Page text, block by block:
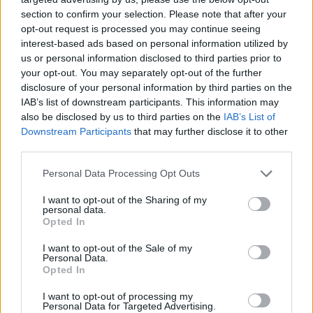
section to confirm your selection. Please note that after your
opt-out request is processed you may continue seeing
interest-based ads based on personal information utilized by
us or personal information disclosed to third parties prior to
your opt-out. You may separately opt-out of the further
disclosure of your personal information by third parties on the
IAB’s list of downstream participants. This information may
also be disclosed by us to third parties on the IAB’s List of
Downstream Participants that may further disclose it to other
Personal Data Processing Opt Outs
I want to opt-out of the Sharing of my
personal data.
Opted In
I want to opt-out of the Sale of my
Personal Data.
Opted In
I want to opt-out of processing my
Personal Data for Targeted Advertising.
Failed to fetch
Prihajajoči dogodki
AVG
8
Poletni bolšji sejem
08:00
AVG Spider-Man: Nov dan
AVG
8
Fuj, gosenica!
10:00
AVG
8
Backrooms: Brez izhoda
21:00
Vsi dogodki →